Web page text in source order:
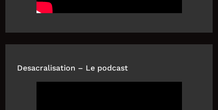
Desacralisation – Le podcast